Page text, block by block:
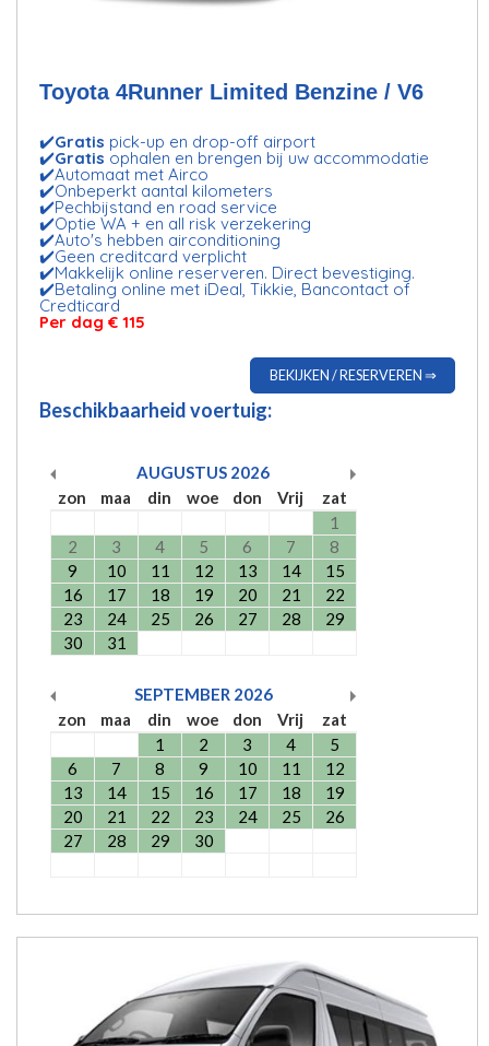
Toyota 4Runner Limited Benzine / V6
✔️Gratis pick-up en drop-off airport
✔️Gratis ophalen en brengen bij uw accommodatie
✔️Automaat met Airco
✔️Onbeperkt aantal kilometers
✔️Pechbijstand en road service
✔️Optie WA + en all risk verzekering
✔️Auto's hebben airconditioning
✔️Geen creditcard verplicht
✔️Makkelijk online reserveren. Direct bevestiging.
✔️Betaling online met iDeal, Tikkie, Bancontact of
Credticard
Per dag € 115
BEKIJKEN / RESERVEREN ⇒
Beschikbaarheid voertuig:
AUGUSTUS 2026
zon
maa din woe don Vrij
zat
1
2
3 4 5 6 7
8
9
10 11 12 13 14
15
16
17 18 19 20 21
22
23
24 25 26 27 28
29
30
31
SEPTEMBER 2026
zon
maa din woe don Vrij
zat
1
2 3 4
5
6
7 8 9 10 11
12
13
14 15 16 17 18
19
20
21 22 23 24 25
26
27
28 29 30